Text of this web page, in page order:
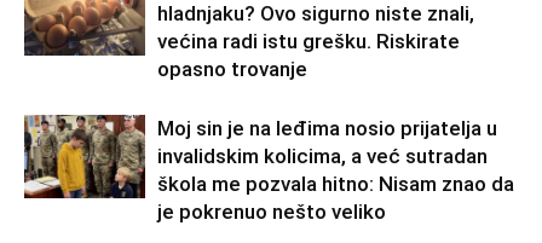
hladnjaku? Ovo sigurno niste znali,
većina radi istu grešku. Riskirate
opasno trovanje
Moj sin je na leđima nosio prijatelja u
invalidskim kolicima, a već sutradan
škola me pozvala hitno: Nisam znao da
je pokrenuo nešto veliko